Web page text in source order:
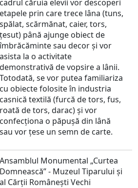
cadrul căruia elevii vor descoperi
etapele prin care trece lâna (tuns,
spălat, scărmănat, caier, tors,
țesut) până ajunge obiect de
îmbrăcăminte sau decor și vor
asista la o activitate
demonstrativă de vopsire a lânii.
Totodată, se vor putea familiariza
cu obiecte folosite în industria
casnică textilă (furcă de tors, fus,
roată de tors, darac) și vor
confecționa o păpușă din lână
sau vor țese un semn de carte.
Ansamblul Monumental „Curtea
Domnească” - Muzeul Tiparului și
al Cărții Românești Vechi